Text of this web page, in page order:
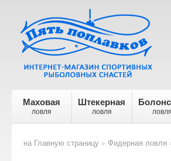
Маховая
ловля
Штекерная
ловля ловля
на Главную страницу
Фидерная ловля